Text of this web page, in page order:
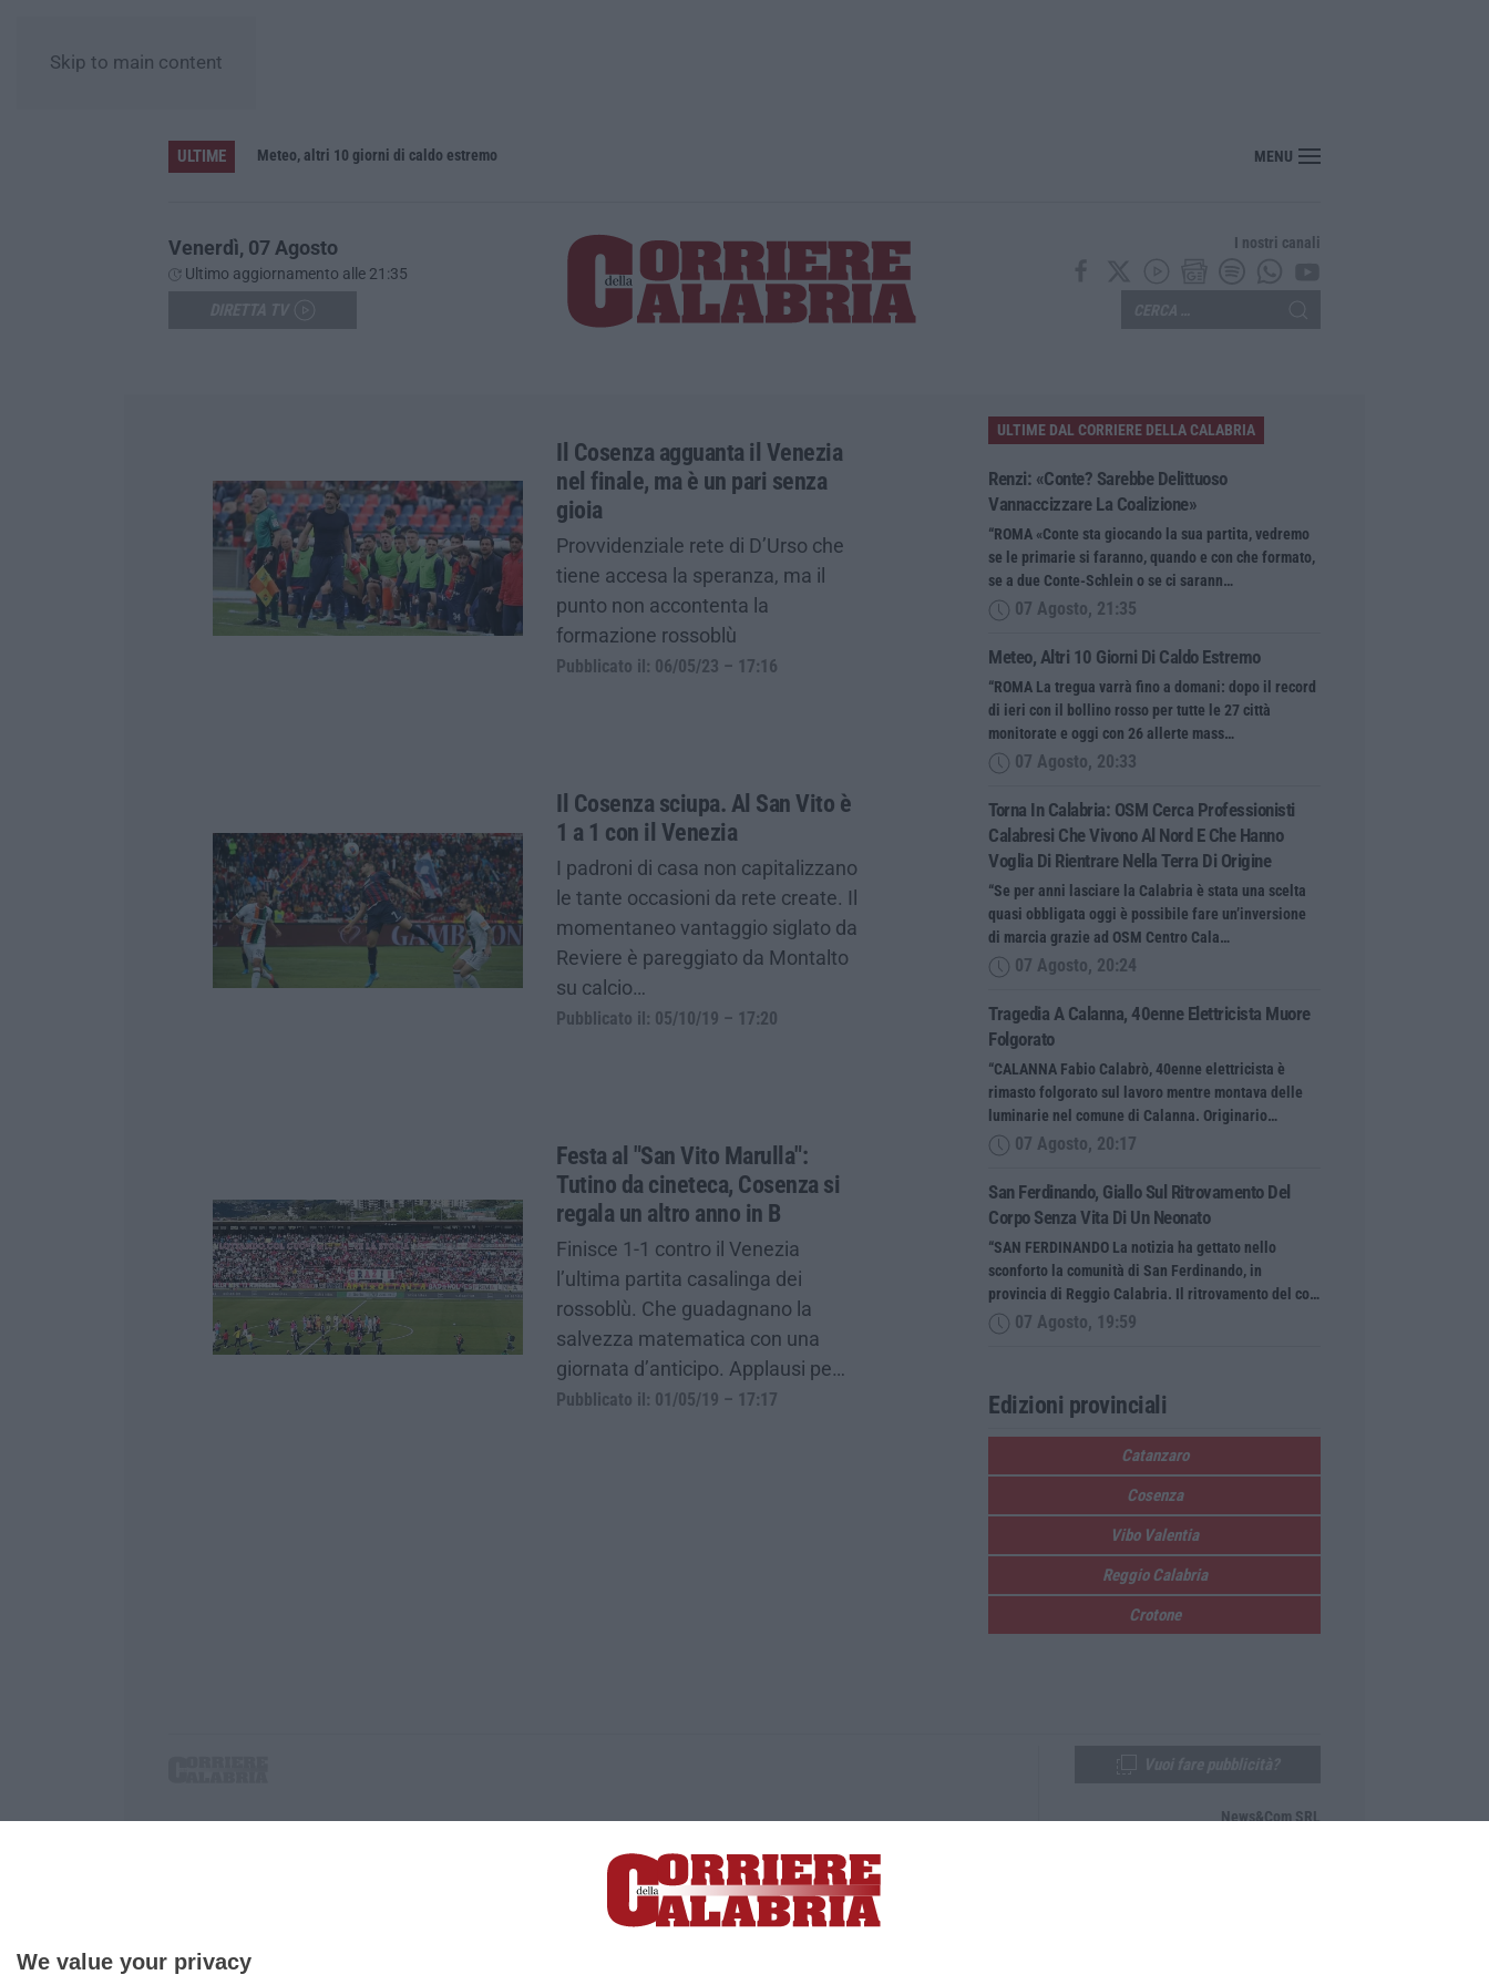
We value your privacy
Skip to main content
ULTIME Meteo, altri 10 giorni di caldo estremo MENU
Venerdì, 07 Agosto
Ultimo aggiornamento alle 21:35
I nostri canali
Il Cosenza agguanta il Venezia
nel finale, ma è un pari senza
gioia
Provvidenziale rete di D’Urso che
tiene accesa la speranza, ma il
punto non accontenta la
formazione rossoblù
Pubblicato il: 06/05/23 – 17:16
Il Cosenza sciupa. Al San Vito è
1 a 1 con il Venezia
I padroni di casa non capitalizzano
le tante occasioni da rete create. Il
momentaneo vantaggio siglato da
Reviere è pareggiato da Montalto
su calcio…
Pubblicato il: 05/10/19 – 17:20
Festa al "San Vito Marulla":
Tutino da cineteca, Cosenza si
regala un altro anno in B
Finisce 1-1 contro il Venezia
l’ultima partita casalinga dei
rossoblù. Che guadagnano la
salvezza matematica con una
giornata d’anticipo. Applausi pe…
Pubblicato il: 01/05/19 – 17:17
ULTIME DAL CORRIERE DELLA CALABRIA
Renzi: «Conte? Sarebbe Delittuoso
Vannaccizzare La Coalizione»
“ROMA «Conte sta giocando la sua partita, vedremo
se le primarie si faranno, quando e con che formato,
se a due Conte-Schlein o se ci sarann…
07 Agosto, 21:35
Meteo, Altri 10 Giorni Di Caldo Estremo
“ROMA La tregua varrà fino a domani: dopo il record
di ieri con il bollino rosso per tutte le 27 città
monitorate e oggi con 26 allerte mass…
07 Agosto, 20:33
Torna In Calabria: OSM Cerca Professionisti
Calabresi Che Vivono Al Nord E Che Hanno
Voglia Di Rientrare Nella Terra Di Origine
“Se per anni lasciare la Calabria è stata una scelta
quasi obbligata oggi è possibile fare un’inversione
di marcia grazie ad OSM Centro Cala…
07 Agosto, 20:24
Tragedia A Calanna, 40enne Elettricista Muore
Folgorato
“CALANNA Fabio Calabrò, 40enne elettricista è
rimasto folgorato sul lavoro mentre montava delle
luminarie nel comune di Calanna. Originario…
07 Agosto, 20:17
San Ferdinando, Giallo Sul Ritrovamento Del
Corpo Senza Vita Di Un Neonato
“SAN FERDINANDO La notizia ha gettato nello
sconforto la comunità di San Ferdinando, in
provincia di Reggio Calabria. Il ritrovamento del co…
07 Agosto, 19:59
Edizioni provinciali
Catanzaro
Cosenza
Vibo Valentia
Reggio Calabria
Crotone
P.IVA. 03199620794, Via del mare 6/G, S.Eufemia, Lamezia Terme (CZ)
Iscrizione tribunale di Lamezia Terme 5/2011 - Direttore responsabile Paola Militano |Privacy
News&Com SRL